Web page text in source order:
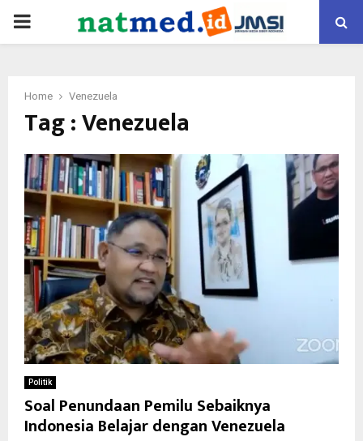
PRIMARY
Home Venezuela
Tag : Venezuela
Politik
Soal Penundaan Pemilu Sebaiknya
Indonesia Belajar dengan Venezuela